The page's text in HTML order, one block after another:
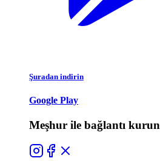
Şuradan indirin
Google Play
Meşhur ile bağlantı kurun